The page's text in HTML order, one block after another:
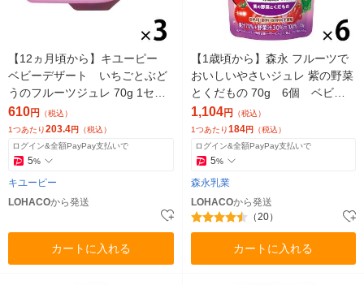
【12ヵ月頃から】キユーピー
ベビーデザート いちごとぶど
うのフルーツジュレ 70g 1セッ
ト（1個×3） ベビーフード
離乳食
610円 （税込）
1つあたり203.4円 （税込）
ログイン&全額PayPay支払いで
5%
キユーピー
LOHACOから発送
カートに入れる
【1歳頃から】森永 フルーツで
おいしいやさいジュレ 紫の野菜
とくだもの 70g 6個 ベビー
フード 離乳食 ゼリー飲料
1,104円 （税込）
1つあたり184円 （税込）
ログイン&全額PayPay支払いで
5%
森永乳業
LOHACOから発送
（20）
カートに入れる